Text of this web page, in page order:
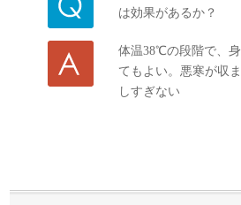
は効果があるか？
体温38℃の段階で、
てもよい。悪寒が収
しすぎない